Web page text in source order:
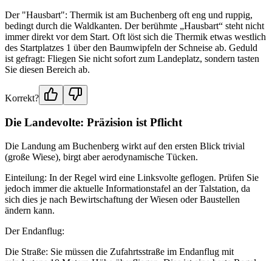
Der "Hausbart": Thermik ist am Buchenberg oft eng und ruppig,
bedingt durch die Waldkanten. Der berühmte „Hausbart“ steht nicht
immer direkt vor dem Start. Oft löst sich die Thermik etwas westlich
des Startplatzes 1 über den Baumwipfeln der Schneise ab. Geduld
ist gefragt: Fliegen Sie nicht sofort zum Landeplatz, sondern tasten
Sie diesen Bereich ab.
Korrekt?
Die Landevolte: Präzision ist Pflicht
Die Landung am Buchenberg wirkt auf den ersten Blick trivial
(große Wiese), birgt aber aerodynamische Tücken.
Einteilung: In der Regel wird eine Linksvolte geflogen. Prüfen Sie
jedoch immer die aktuelle Informationstafel an der Talstation, da
sich dies je nach Bewirtschaftung der Wiesen oder Baustellen
ändern kann.
Der Endanflug:
Die Straße: Sie müssen die Zufahrtsstraße im Endanflug mit